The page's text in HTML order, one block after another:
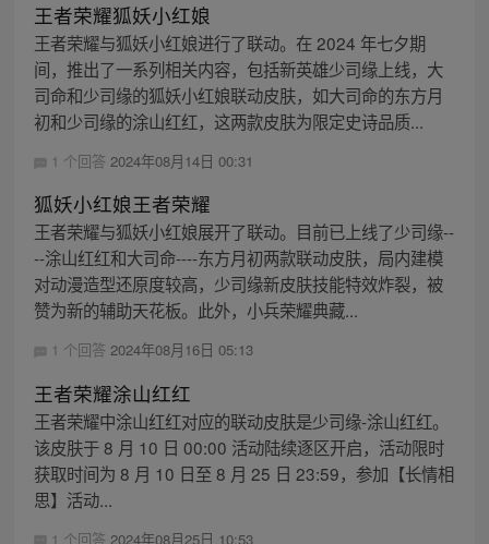
王者荣耀狐妖小红娘
王者荣耀与狐妖小红娘进行了联动。在 2024 年七夕期
间，推出了一系列相关内容，包括新英雄少司缘上线，大
司命和少司缘的狐妖小红娘联动皮肤，如大司命的东方月
初和少司缘的涂山红红，这两款皮肤为限定史诗品质...
1 个回答 2024年08月14日 00:31
狐妖小红娘王者荣耀
王者荣耀与狐妖小红娘展开了联动。目前已上线了少司缘--
--涂山红红和大司命----东方月初两款联动皮肤，局内建模
对动漫造型还原度较高，少司缘新皮肤技能特效炸裂，被
赞为新的辅助天花板。此外，小兵荣耀典藏...
1 个回答 2024年08月16日 05:13
王者荣耀涂山红红
王者荣耀中涂山红红对应的联动皮肤是少司缘-涂山红红。
该皮肤于 8 月 10 日 00:00 活动陆续逐区开启，活动限时
获取时间为 8 月 10 日至 8 月 25 日 23:59，参加【长情相
思】活动...
1 个回答 2024年08月25日 10:53